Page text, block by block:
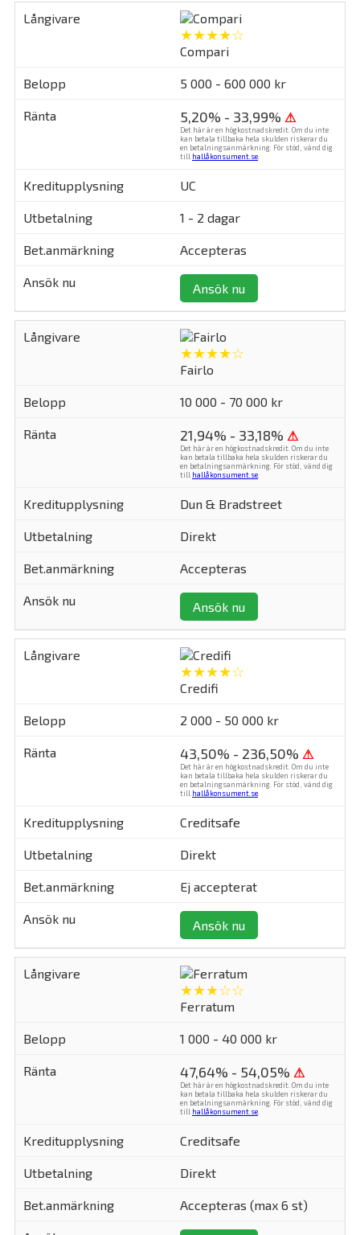
★★★★☆
Compari
5 000 - 600 000 kr
5,20% - 33,99% ⚠
Det här är en högkostnadskredit. Om du inte
kan betala tillbaka hela skulden riskerar du
en betalningsanmärkning. För stöd, vänd dig
till hallåkonsument.se
UC
1 - 2 dagar
Accepteras
Ansök nu
★★★★☆
Fairlo
10 000 - 70 000 kr
21,94% - 33,18% ⚠
Det här är en högkostnadskredit. Om du inte
kan betala tillbaka hela skulden riskerar du
en betalningsanmärkning. För stöd, vänd dig
till hallåkonsument.se
Dun & Bradstreet
Direkt
Accepteras
Ansök nu
★★★★☆
Credifi
2 000 - 50 000 kr
43,50% - 236,50% ⚠
Det här är en högkostnadskredit. Om du inte
kan betala tillbaka hela skulden riskerar du
en betalningsanmärkning. För stöd, vänd dig
till hallåkonsument.se
Creditsafe
Direkt
Ej accepterat
Ansök nu
★★★☆☆
Ferratum
1 000 - 40 000 kr
47,64% - 54,05% ⚠
Det här är en högkostnadskredit. Om du inte
kan betala tillbaka hela skulden riskerar du
en betalningsanmärkning. För stöd, vänd dig
till hallåkonsument.se
Creditsafe
Direkt
Accepteras (max 6 st)